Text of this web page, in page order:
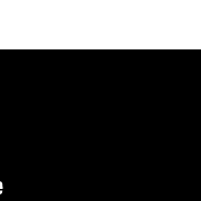
en Monte